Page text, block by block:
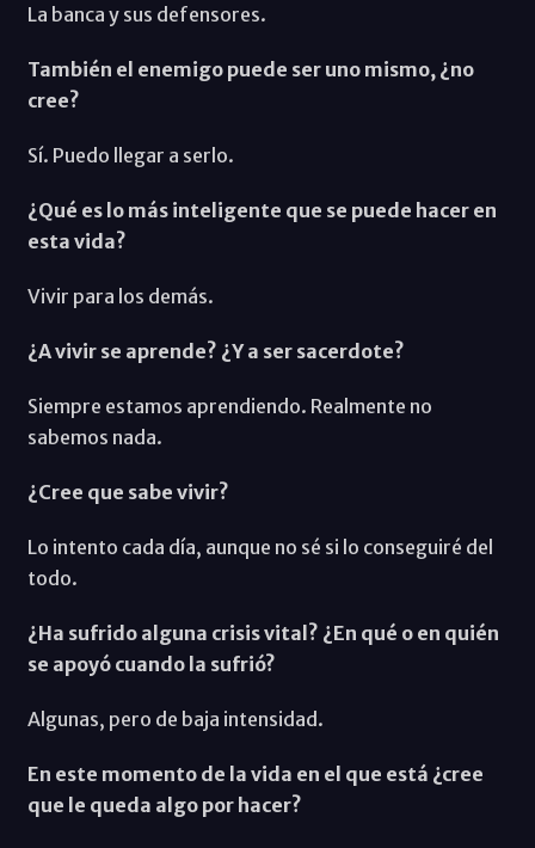
La banca y sus defensores.
También el enemigo puede ser uno mismo, ¿no
cree?
Sí. Puedo llegar a serlo.
¿Qué es lo más inteligente que se puede hacer en
esta vida?
Vivir para los demás.
¿A vivir se aprende? ¿Y a ser sacerdote?
Siempre estamos aprendiendo. Realmente no
sabemos nada.
¿Cree que sabe vivir?
Lo intento cada día, aunque no sé si lo conseguiré del
todo.
¿Ha sufrido alguna crisis vital? ¿En qué o en quién
se apoyó cuando la sufrió?
Algunas, pero de baja intensidad.
En este momento de la vida en el que está ¿cree
que le queda algo por hacer?